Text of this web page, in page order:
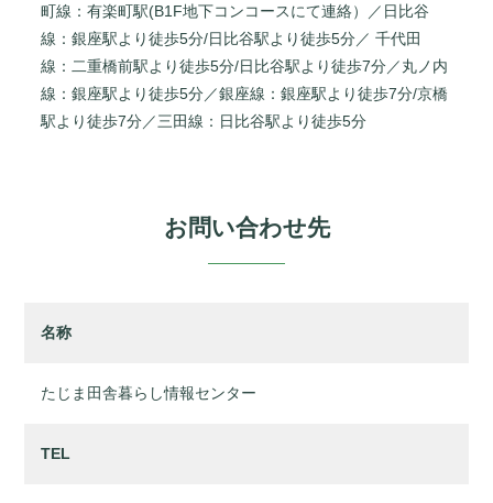
町線：有楽町駅(B1F地下コンコースにて連絡）／日比谷
線：銀座駅より徒歩5分/日比谷駅より徒歩5分／ 千代田
線：二重橋前駅より徒歩5分/日比谷駅より徒歩7分／丸ノ内
線：銀座駅より徒歩5分／銀座線：銀座駅より徒歩7分/京橋
駅より徒歩7分／三田線：日比谷駅より徒歩5分
お問い合わせ先
名称
たじま田舎暮らし情報センター
TEL